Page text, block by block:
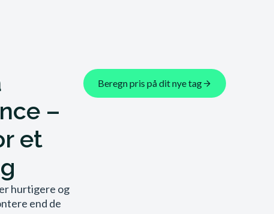
–
et
hurtigere og
end de
Beregn pris på dit nye tag